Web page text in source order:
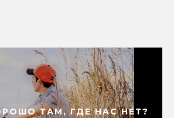
ТАМ, ГДЕ НАС НЕТ?